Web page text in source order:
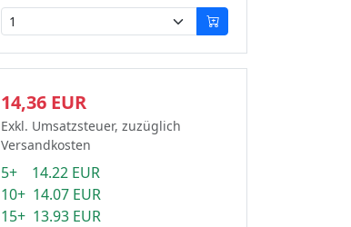
14,36 EUR
Exkl. Umsatzsteuer, zuzüglich
Versandkosten
5+ 14.22 EUR
10+ 14.07 EUR
15+ 13.93 EUR